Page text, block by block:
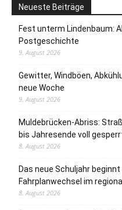
Neueste Beiträge
Fest unterm Lindenbaum:
Postgeschichte
9. August 2026
Gewitter, Windböen,
neue Woche
9. August 2026
Muldebrücken-Abriss:
bis Jahresende voll
8. August 2026
Das neue Schuljahr
Fahrplanwechsel im
8. August 2026